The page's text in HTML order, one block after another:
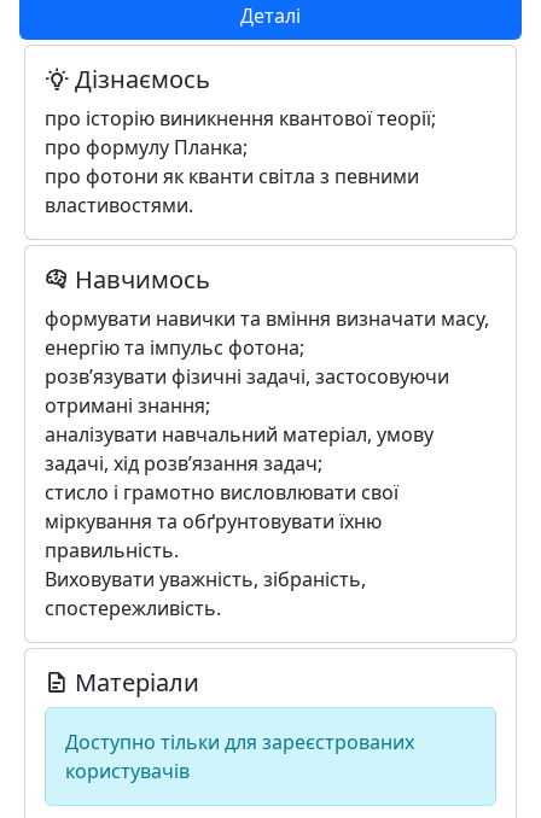
Деталі
Дізнаємось
про історію виникнення квантової теорії;
про формулу Планка;
про фотони як кванти світла з певними
властивостями.
Навчимось
формувати навички та вміння визначати масу,
енергію та імпульс фотона;
розв’язувати фізичні задачі, застосовуючи
отримані знання;
аналізувати навчальний матеріал, умову
задачі, хід розв’язання задач;
стисло і грамотно висловлювати свої
міркування та обґрунтовувати їхню
правильність.
Виховувати уважність, зібраність,
спостережливість.
Матеріали
Доступно тільки для зареєстрованих
користувачів